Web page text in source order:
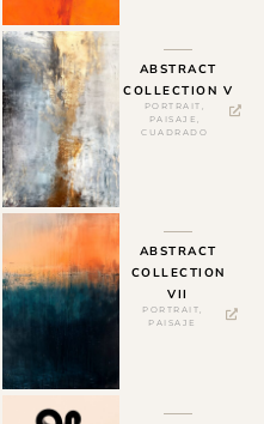
ABSTRACT
COLLECTION V
PORTRAIT ,
PAISAJE,
CUADRADO
ABSTRACT
COLLECTION
VII
PORTRAIT,
PAISAJE